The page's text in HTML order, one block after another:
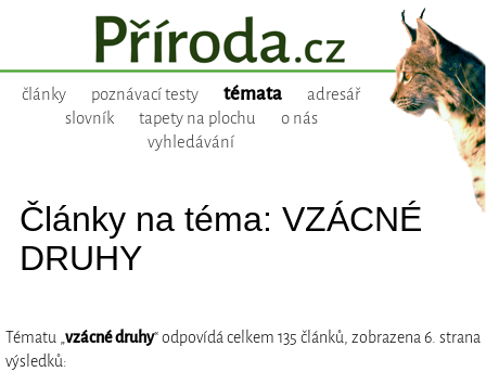
články poznávací testy témata
adresář
slovník
tapety na plochu
o nás
vyhledávání
Články na téma: VZÁCNÉ
DRUHY
Tématu „vzácné druhy“ odpovídá celkem 135 článků, zobrazena 6. strana
výsledků: